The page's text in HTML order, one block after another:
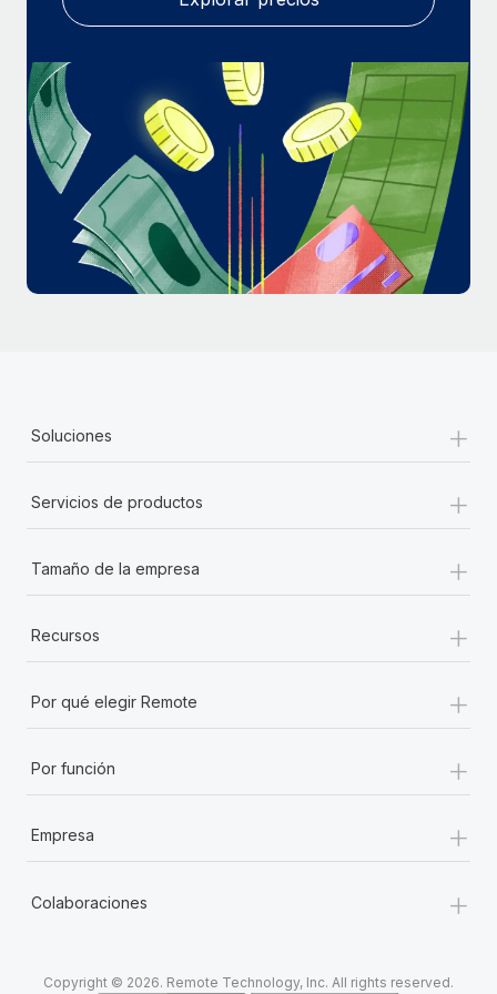
Soluciones +
Servicios de productos +
Tamaño de la empresa +
Recursos +
Por qué elegir Remote +
Por función +
Empresa +
Colaboraciones +
Copyright © 2026. Remote Technology, Inc. All rights reserved.